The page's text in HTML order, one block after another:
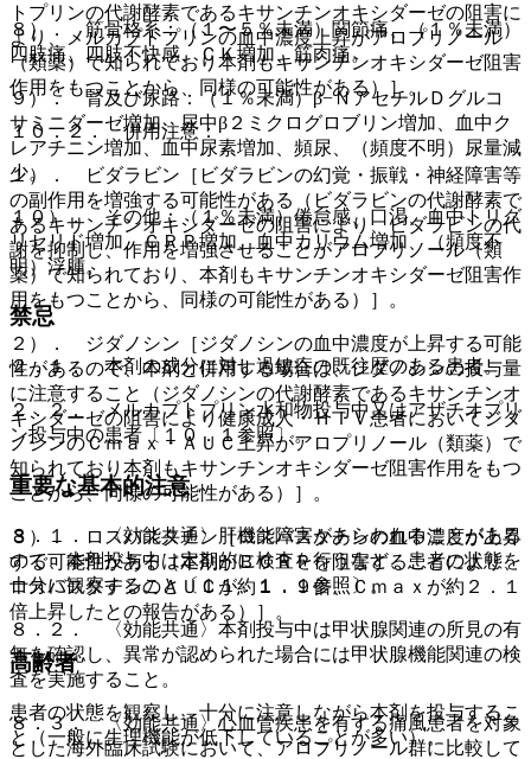
トプリンの代謝酵素であるキサンチンオキシダーゼの阻害に
より、メルカプトプリンの血中濃度上昇がアロプリノール
（類薬）で知られており本剤もキサンチンオキシダーゼ阻害
作用をもつことから、同様の可能性がある）］。
１０．２． 併用注意：
１）． ビダラビン［ビダラビンの幻覚・振戦・神経障害等
の副作用を増強する可能性がある（ビダラビンの代謝酵素で
あるキサンチンオキシダーゼの阻害により、ビダラビンの代
謝を抑制し、作用を増強させることがアロプリノール（類
薬）で知られており、本剤もキサンチンオキシダーゼ阻害作
用をもつことから、同様の可能性がある）］。
２）． ジダノシン［ジダノシンの血中濃度が上昇する可能
性があるので、本剤と併用する場合は、ジダノシンの投与量
に注意すること（ジダノシンの代謝酵素であるキサンチンオ
キシダーゼの阻害により健康成人・ＨＩＶ患者においてジダ
ノシンのＣｍａｘ・ＡＵＣ上昇がアロプリノール（類薬）で
知られており本剤もキサンチンオキシダーゼ阻害作用をもつ
ことから、同様の可能性がある）］。
３）． ロスバスタチン［ロスバスタチンの血中濃度が上昇
する可能性がある（本剤がＢＣＲＰを阻害することにより、
ロスバスタチンのＡＵＣが約１．９倍、Ｃｍａｘが約２．１
倍上昇したとの報告がある）］。
高齢者
患者の状態を観察し、十分に注意しながら本剤を投与するこ
と（一般に生理機能が低下していることが多い）。
８）． 筋骨格系：（１〜５％未満）関節痛、（１％未満）
四肢痛、四肢不快感、ＣＫ増加、筋肉痛。
９）． 腎及び尿路：（１％未満）β−ＮアセチルＤグルコ
サミニダーゼ増加、尿中β２ミクログロブリン増加、血中ク
レアチニン増加、血中尿素増加、頻尿、（頻度不明）尿量減
少。
１０）． その他：（１％未満）倦怠感、口渇、血中トリグ
リセリド増加、ＣＲＰ増加、血中カリウム増加、（頻度不
明）浮腫。
禁忌
２．１． 本剤の成分に対し過敏症の既往歴のある患者。
２．２． メルカプトプリン水和物投与中又はアザチオプリ
ン投与中の患者〔１０．１参照〕。
重要な基本的注意
８．１． 〈効能共通〉肝機能障害があらわれることがある
ので、本剤投与中は定期的に検査を行うなど、患者の状態を
十分に観察すること〔１１．１．１参照〕。
８．２． 〈効能共通〉本剤投与中は甲状腺関連の所見の有
無を確認し、異常が認められた場合には甲状腺機能関連の検
査を実施すること。
８．３． 〈効能共通〉心血管疾患を有する痛風患者を対象
とした海外臨床試験において、アロプリノール群に比較して